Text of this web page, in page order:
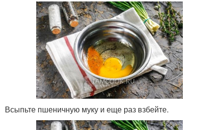
Всыпьте пшеничную муку и еще раз взбейте.